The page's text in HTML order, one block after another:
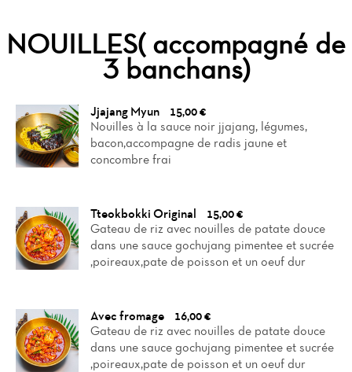
NOUILLES( accompagné de
3 banchans)
Jjajang Myun
15,00 €
Nouilles à la sauce noir jjajang, légumes,
bacon,accompagne de radis jaune et
concombre frai
Tteokbokki Original
15,00 €
Gateau de riz avec nouilles de patate douce
dans une sauce gochujang pimentee et sucrée
,poireaux,pate de poisson et un oeuf dur
Avec fromage
16,00 €
Gateau de riz avec nouilles de patate douce
dans une sauce gochujang pimentee et sucrée
,poireaux,pate de poisson et un oeuf dur
Home
News
Reviews
Menu Midi